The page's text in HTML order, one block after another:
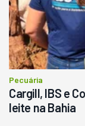
Pecuária
Cargill, IBS e
leite na Bahia